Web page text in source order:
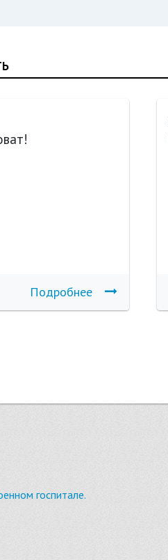
Подробнее
госпитале.